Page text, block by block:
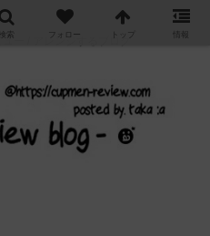
ー / アレンジするブログ
検索 フォロー トップ 情報